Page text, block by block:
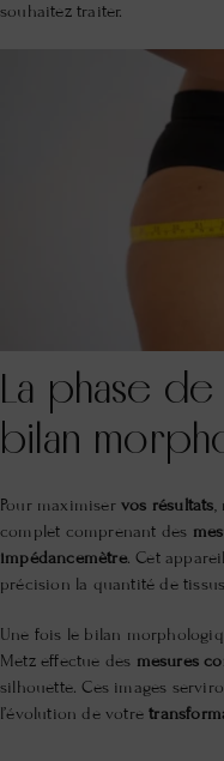
souhaitez traiter.
La phase
bilan
Pour maximiser vos résultats,
complet comprenant des
impédancemètre. Cet
précision la quantité de
Une fois le bilan
Metz effectue des mesures
silhouette. Ces images
l’évolution de votre